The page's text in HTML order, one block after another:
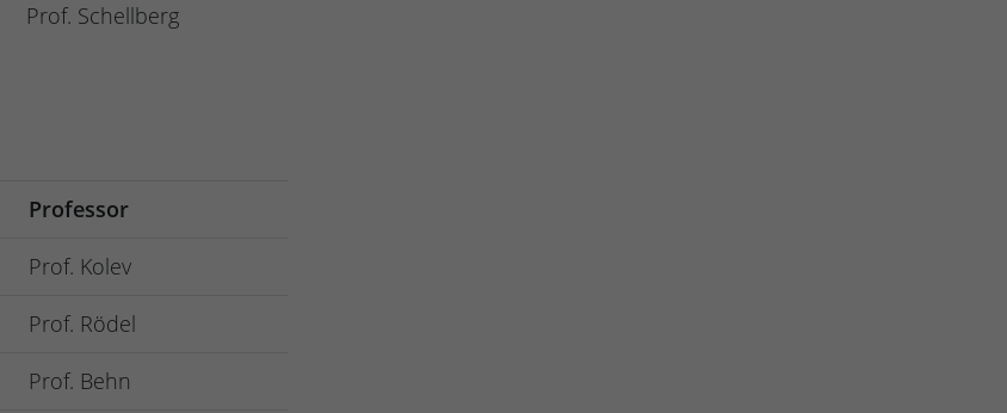
Prof. Schellberg
Professor
Prof. Kolev
Prof. Rödel
Prof. Behn